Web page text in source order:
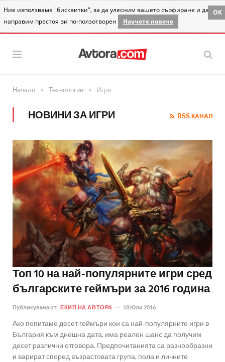
Ние използваме "бисквитки", за да улесним вашето сърфиране и да
направим престоя ви по-ползотворен
Научете повече
OK
Начало » Технологии » Игри
НОВИНИ ЗА ИГРИ RSS КАНАЛ
Топ 10 на най-популярните игри сред
българските геймъри за 2016 година
Публикувана от: ЕКИП НА АВТОРА 18 Юли 2016
Ако попитаме десет геймъри кои са най-популярните игри в
България към днешна дата, има реален шанс да получим
десет различни отговора. Предпочитанията са разнообразни
и варират според възрастовата група, пола и личните